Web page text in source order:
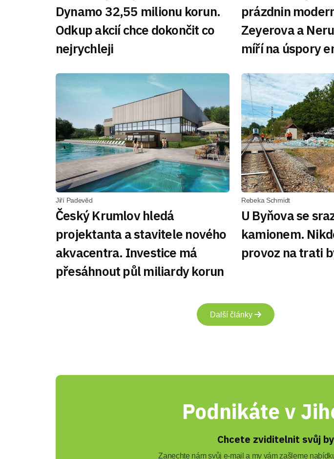
Dynamo 32,55 milionu korun.
Odkup akcií chce dokončit co
nejrychleji
prázdnin
Zeyerova a
míří na úspory
Jiří Padevěd
Český Krumlov hledá
projektanta a stavitele nového
akvacentra. Investice má
přesáhnout půl miliardy korun
Rebeka Schmidt
U Byňova se
kamionem.
provoz na trati
Další články
Podnikáte v
Chcete zviditelnit svůj
Zanechte nám svůj e-mail a my vám zašleme